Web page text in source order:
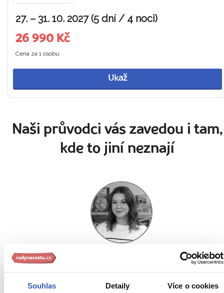
Souhlas Detaily Více o cookies
27. – 31. 10. 2027 (5 dní / 4 noci)
26 990 Kč
Cena za 1 osobu
Ukaž
Naši průvodci vás zavedou i tam,
kde to jiní neznají